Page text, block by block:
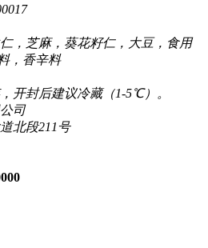
，芝麻，葵花籽仁，大豆，食用
，香辛料
开封后建议冷藏（1-5℃）。
司
北段211号